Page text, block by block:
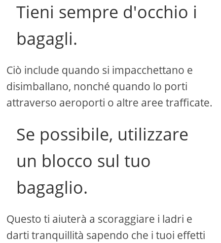
Tieni sempre d'occhio i
bagagli.
Ciò include quando si impacchettano e
disimballano, nonché quando lo porti
attraverso aeroporti o altre aree trafficate.
Se possibile, utilizzare
un blocco sul tuo
bagaglio.
Questo ti aiuterà a scoraggiare i ladri e
darti tranquillità sapendo che i tuoi effetti